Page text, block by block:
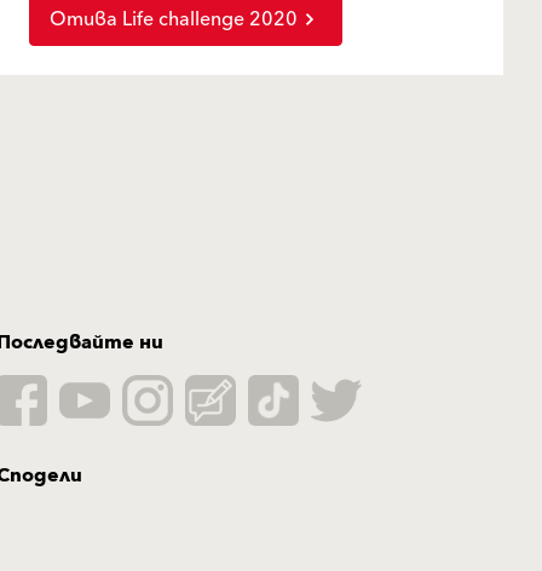
Отива Life challenge 2020
ни